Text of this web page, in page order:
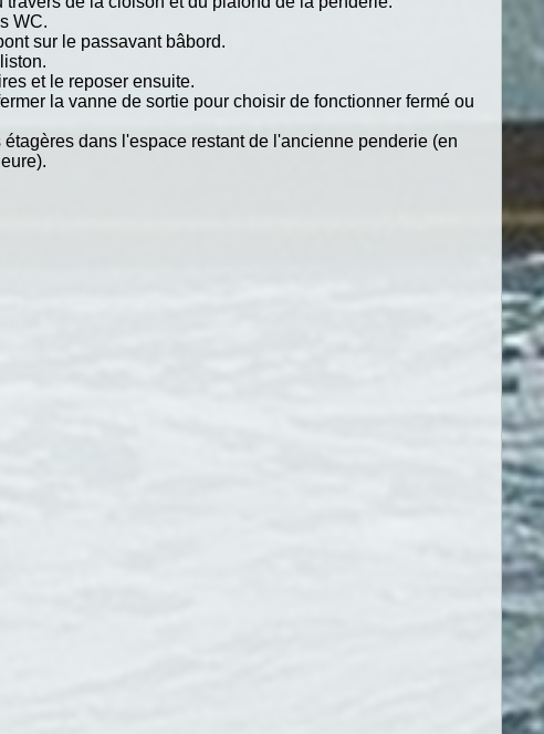
WC.
sur le passavant bâbord.
et le reposer ensuite.
la vanne de sortie pour choisir de fonctionner fermé ou
dans l'espace restant de l'ancienne penderie (en